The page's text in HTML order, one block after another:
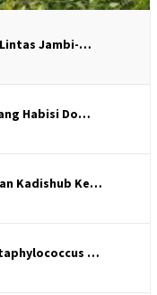
Jambi-…
Habisi Do…
Kadishub Ke…
…